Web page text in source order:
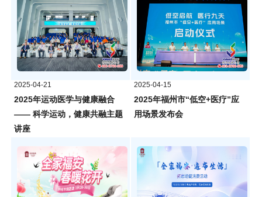
2025-04-21
2025年运动医学与健康融合
—— 科学运动，健康共融主题
讲座
2025-04-15
2025年福州市“低空+医疗”应
用场景发布会